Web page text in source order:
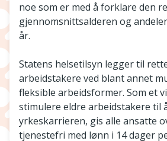
noe som er med å forklare den
gjennomsnittsalderen og
år.
Statens helsetilsyn legger til
arbeidstakere ved blant annet
fleksible arbeidsformer. Som et
stimulere eldre arbeidstakere til
yrkeskarrieren, gis alle ansatte
tjenestefri med lønn i 14 dager